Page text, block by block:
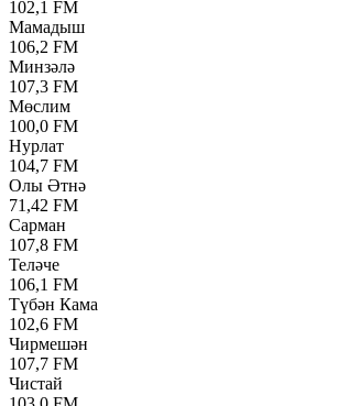
102,1 FM
Мамадыш
106,2 FM
Минзәлә
107,3 FM
Мөслим
100,0 FM
Нурлат
104,7 FM
Олы Әтнә
71,42 FM
Сарман
107,8 FM
Теләче
106,1 FM
Түбән Кама
102,6 FM
Чирмешән
107,7 FM
Чистай